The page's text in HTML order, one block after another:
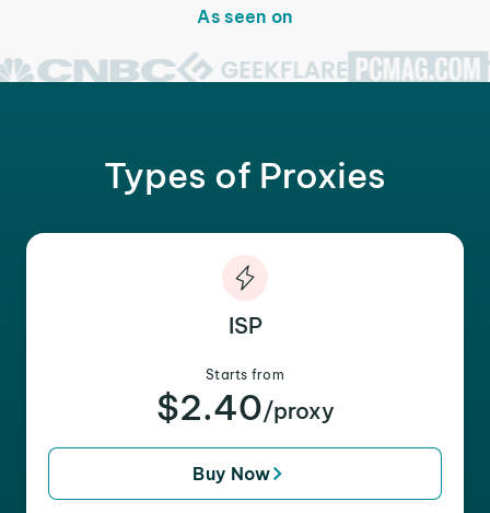
As seen on
Types of Proxies
ISP
Starts from
$2.40/proxy
Buy Now